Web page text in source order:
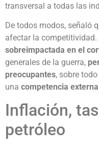
transversal a todas las
De todos modos, señaló
afectar la competitividad.
sobreimpactada en el
generales de la guerra,
preocupantes, sobre
una competencia
Inflación,
petróleo